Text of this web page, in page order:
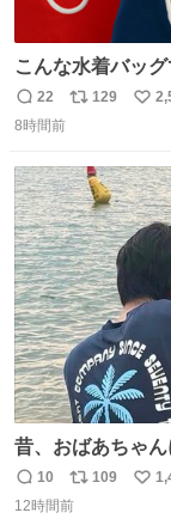
こんな水着バッ
世代（笑） #70
返
信
22
リ
ト
数
129
い
数
8時間前
昔、おばあちゃんに聞い
じめると、アイ
返
信
10
リ
ポ
109
い
12時間前